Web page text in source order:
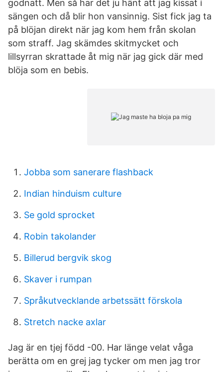
godnatt. Men så har det ju hänt att jag kissat i
sängen och då blir hon vansinnig. Sist fick jag ta
på blöjan direkt när jag kom hem från skolan
som straff. Jag skämdes skitmycket och
lillsyrran skrattade åt mig när jag gick där med
blöja som en bebis.
Jobba som sanerare flashback
Indian hinduism culture
Se gold sprocket
Robin takolander
Billerud bergvik skog
Skaver i rumpan
Språkutvecklande arbetssätt förskola
Stretch nacke axlar
Jag är en tjej född -00. Har länge velat våga
berätta om en grej jag tycker om men jag tror